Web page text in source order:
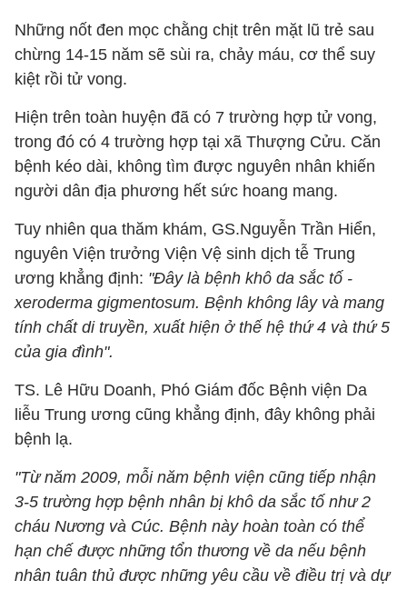
Những nốt đen mọc chằng chịt trên mặt lũ trẻ sau
chừng 14-15 năm sẽ sùi ra, chảy máu, cơ thể suy
kiệt rồi tử vong.
Hiện trên toàn huyện đã có 7 trường hợp tử vong,
trong đó có 4 trường hợp tại xã Thượng Cửu. Căn
bệnh kéo dài, không tìm được nguyên nhân khiến
người dân địa phương hết sức hoang mang.
Tuy nhiên qua thăm khám, GS.Nguyễn Trần Hiển,
nguyên Viện trưởng Viện Vệ sinh dịch tễ Trung
ương khẳng định: "Đây là bệnh khô da sắc tố -
xeroderma gigmentosum. Bệnh không lây và mang
tính chất di truyền, xuất hiện ở thế hệ thứ 4 và thứ 5
của gia đình".
TS. Lê Hữu Doanh, Phó Giám đốc Bệnh viện Da
liễu Trung ương cũng khẳng định, đây không phải
bệnh lạ.
"Từ năm 2009, mỗi năm bệnh viện cũng tiếp nhận
3-5 trường hợp bệnh nhân bị khô da sắc tố như 2
cháu Nương và Cúc. Bệnh này hoàn toàn có thể
hạn chế được những tổn thương về da nếu bệnh
nhân tuân thủ được những yêu cầu về điều trị và dự